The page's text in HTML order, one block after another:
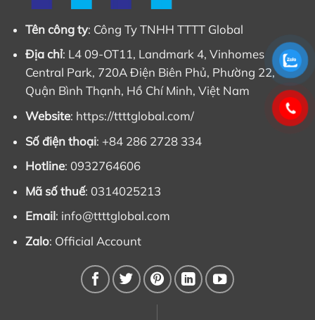
Tên công ty: Công Ty TNHH TTTT Global
Địa chỉ: L4 09-OT11, Landmark 4, Vinhomes
Central Park, 720A Điện Biên Phủ, Phường 22,
Quận Bình Thạnh, Hồ Chí Minh, Việt Nam
Website: https://ttttglobal.com/
Số điện thoại: +84 286 2728 334
Hotline: 0932764606
Mã số thuế: 0314025213
Email: info@ttttglobal.com
Zalo: Official Account